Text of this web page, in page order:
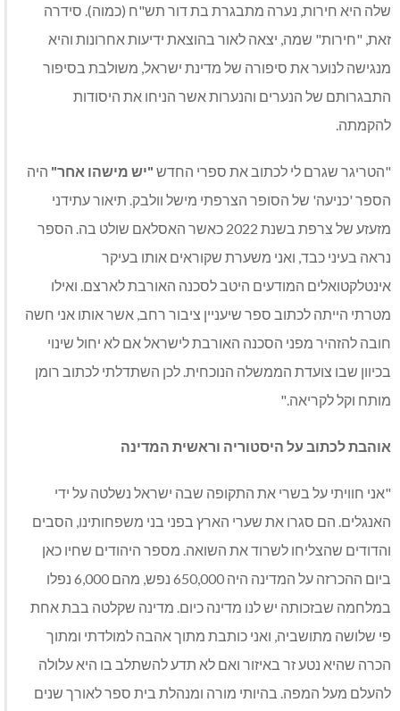
שלה היא חירות, נערה מתבגרת בת דור תש"ח (כמוה). סידרה
זאת, "חירות" שמה, יצאה לאור בהוצאת ידיעות אחרונות והיא
מנגישה לנוער את סיפורה של מדינת ישראל, משולבת בסיפור
התבגרותם של הנערים והנערות אשר הניחו את היסודות
להקמתה.
"הטריגר שגרם לי לכתוב את ספרי החדש "יש מישהו אחר" היה
הספר 'כניעה' של הסופר הצרפתי מישל וולבק. תיאור עתידני
מזעזע של צרפת בשנת 2022 כאשר האסלאם שולט בה. הספר
נראה בעיני כבד, ואני משערת שקוראים אותו בעיקר
אינטלקטואלים המודעים היטב לסכנה האורבת לארצם. ואילו
מטרתי הייתה לכתוב ספר שיעניין ציבור רחב, אשר אותו אני חשה
חובה להזהיר מפני הסכנה האורבת לישראל אם לא יחול שינוי
בכיוון שבו צועדת הממשלה הנוכחית. לכן השתדלתי לכתוב רומן
מותח וקל לקריאה."
אוהבת לכתוב על היסטוריה וראשית המדינה
"אני חוויתי על בשרי את התקופה שבה ישראל נשלטה על ידי
האנגלים. הם סגרו את שערי הארץ בפני בני משפחותינו, הסבים
והדודים שהצליחו לשרוד את השואה. מספר היהודים שחיו כאן
ביום ההכרזה על המדינה היה 650,000 נפש, מהם 6,000 נפלו
במלחמה שבזכותה יש לנו מדינה כיום. מדינה שקלטה בבת אחת
פי שלושה מתושביה, ואני כותבת מתוך אהבה למולדתי ומתוך
הכרה שהיא נטע זר באיזור ואם לא תדע להשתלב בו היא עלולה
להעלם מעל המפה. בהיותי מורה ומנהלת בית ספר לאורך שנים